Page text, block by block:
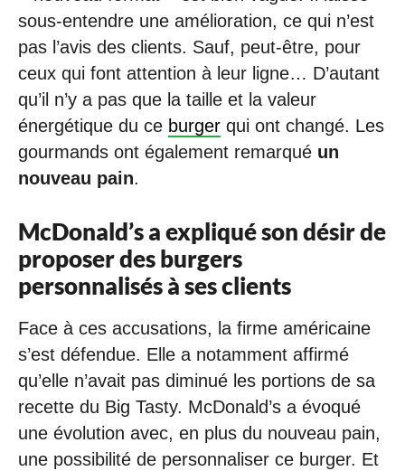
sous-entendre une amélioration, ce qui n’est
pas l’avis des clients. Sauf, peut-être, pour
ceux qui font attention à leur ligne… D’autant
qu’il n’y a pas que la taille et la valeur
énergétique du ce burger qui ont changé. Les
gourmands ont également remarqué un
nouveau pain.
McDonald’s a expliqué son désir de
proposer des burgers
personnalisés à ses clients
Face à ces accusations, la firme américaine
s’est défendue. Elle a notamment affirmé
qu’elle n’avait pas diminué les portions de sa
recette du Big Tasty. McDonald’s a évoqué
une évolution avec, en plus du nouveau pain,
une possibilité de personnaliser ce burger. Et